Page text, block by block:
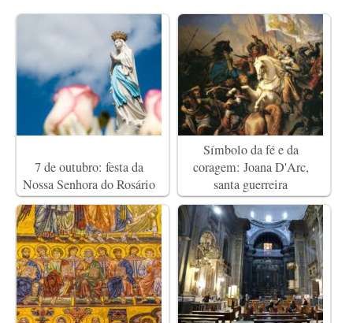
7 de outubro: festa da
Nossa Senhora do Rosário
Símbolo da fé e da
coragem: Joana D'Arc,
santa guerreira